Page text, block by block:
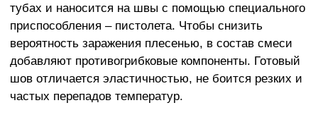
тубах и наносится на швы с помощью специального
приспособления – пистолета. Чтобы снизить
вероятность заражения плесенью, в состав смеси
добавляют противогрибковые компоненты. Готовый
шов отличается эластичностью, не боится резких и
частых перепадов температур.